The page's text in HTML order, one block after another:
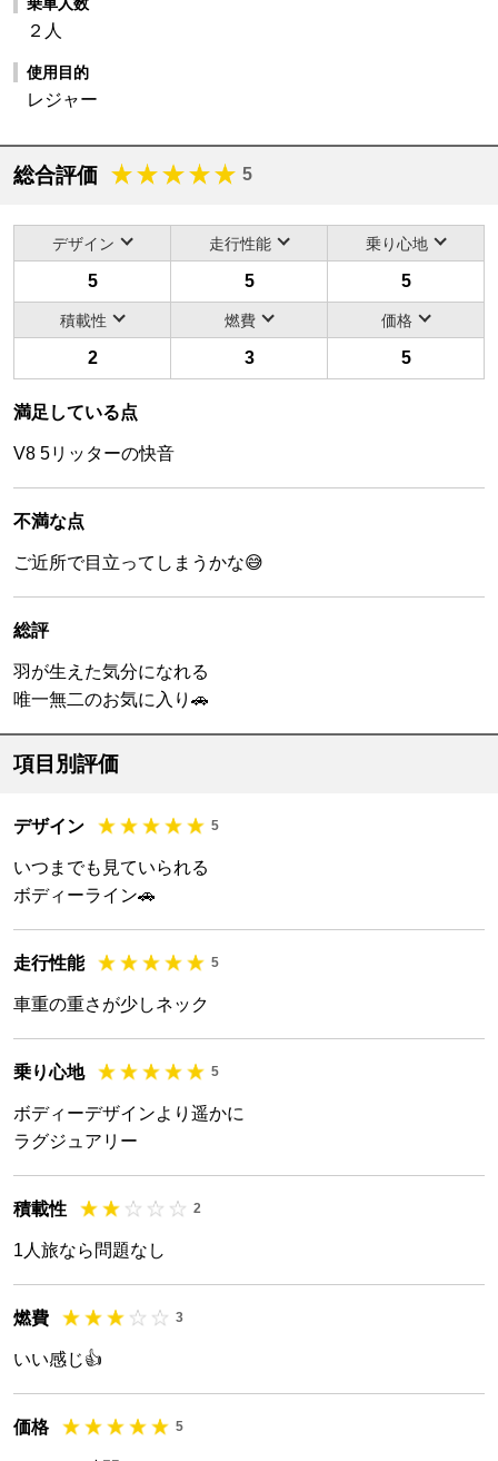
２人
使用目的
レジャー
総合評価 5
デザイン 走行性能 乗り心地
5 5 5
積載性 燃費 価格
2 3 5
満足している点
V8 5リッターの快音
不満な点
ご近所で目立ってしまうかな😅
総評
羽が生えた気分になれる
唯一無二のお気に入り🚗
項目別評価
デザイン 5
いつまでも見ていられる
ボディーライン🚗
走行性能 5
車重の重さが少しネック
乗り心地 5
ボディーデザインより遥かに
ラグジュアリー
積載性 2
1人旅なら問題なし
燃費 3
いい感じ👍
価格 5